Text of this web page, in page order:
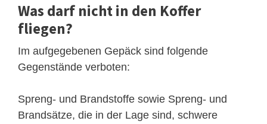
Was darf nicht in den Koffer
fliegen?
Im aufgegebenen Gepäck sind folgende
Gegenstände verboten:
Spreng- und Brandstoffe sowie Spreng- und
Brandsätze, die in der Lage sind, schwere